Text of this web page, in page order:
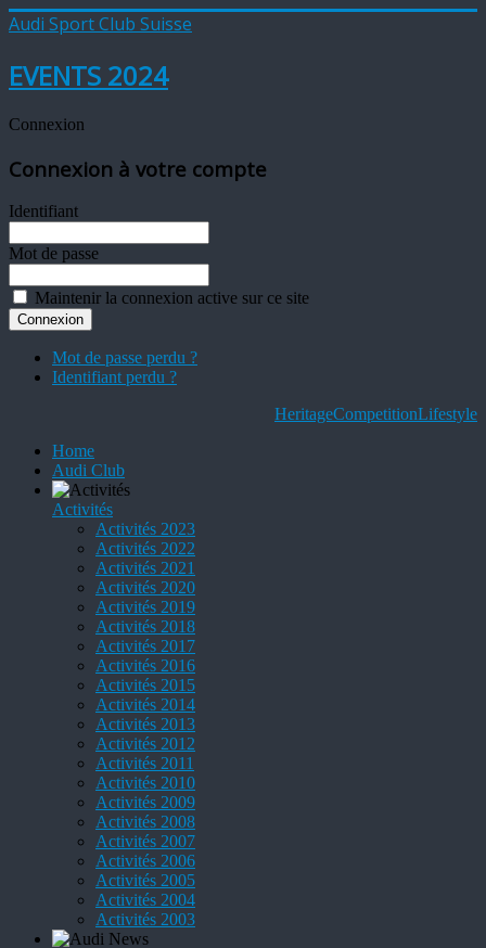
Audi Sport Club Suisse
EVENTS 2024
Connexion
Connexion à votre compte
Identifiant
Mot de passe
Maintenir la connexion active sur ce site
Mot de passe perdu ?
Identifiant perdu ?
HeritageCompetitionLifestyle
Home
Audi Club
Activités
Activités 2023
Activités 2022
Activités 2021
Activités 2020
Activités 2019
Activités 2018
Activités 2017
Activités 2016
Activités 2015
Activités 2014
Activités 2013
Activités 2012
Activités 2011
Activités 2010
Activités 2009
Activités 2008
Activités 2007
Activités 2006
Activités 2005
Activités 2004
Activités 2003